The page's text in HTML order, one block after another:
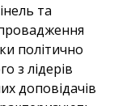
та
політично
з лідерів
доповідачів